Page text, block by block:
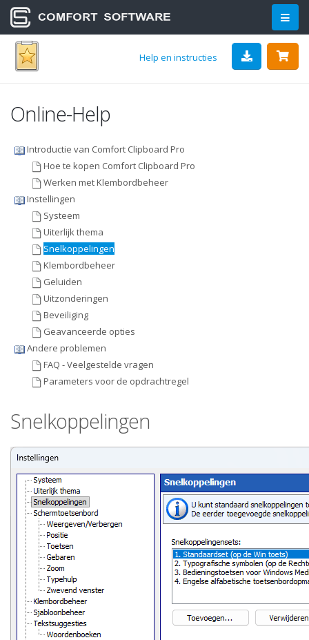
Help en instructies
Online-Help
Introductie van Comfort Clipboard Pro
Hoe te kopen Comfort Clipboard Pro
Werken met Klembordbeheer
Instellingen
Systeem
Uiterlijk thema
Snelkoppelingen
Klembordbeheer
Geluiden
Uitzonderingen
Beveiliging
Geavanceerde opties
Andere problemen
FAQ - Veelgestelde vragen
Parameters voor de opdrachtregel
Snelkoppelingen